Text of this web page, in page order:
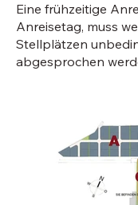
Eine frühzeitige
Anreisetag, muss
Stellplätzen
abgesprochen